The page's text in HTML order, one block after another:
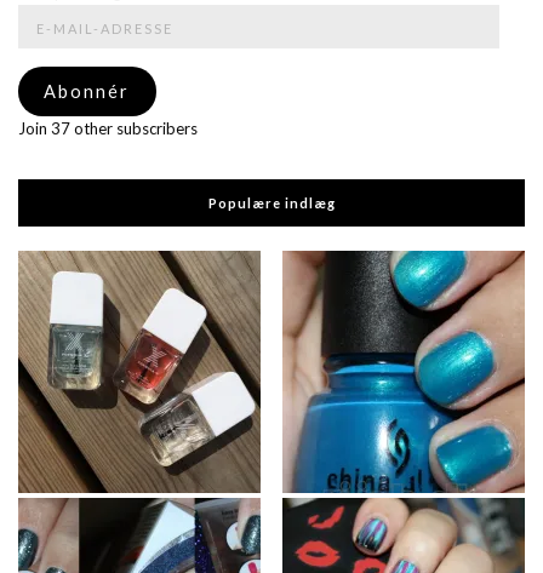
adresse
Abonnér
Join 37 other subscribers
Populære indlæg